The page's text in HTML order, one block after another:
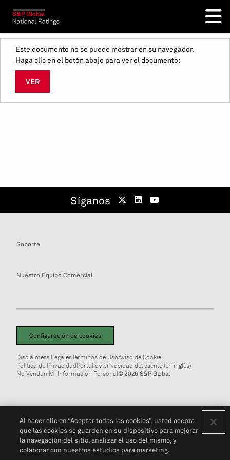
Este documento no se puede mostrar en su navegador.
Haga clic en el botón abajo para ver el documento:
VER
Síganos
Soporte
Nuestro Equipo Comercial
Configuración de cookies
Disclaimers LegalesTérminos de UsoAviso de Cookie
Política de PrivacidadPortal de privacidad del cliente (en inglés)
No Vendan Mi Información Personal© 2026 S&P Global
Al hacer clic en “Aceptar todas las cookies”, usted acepta
que las cookies se guarden en su dispositivo para mejorar
la navegación del sitio, analizar el uso del mismo, y
colaborar con nuestros estudios para marketing.